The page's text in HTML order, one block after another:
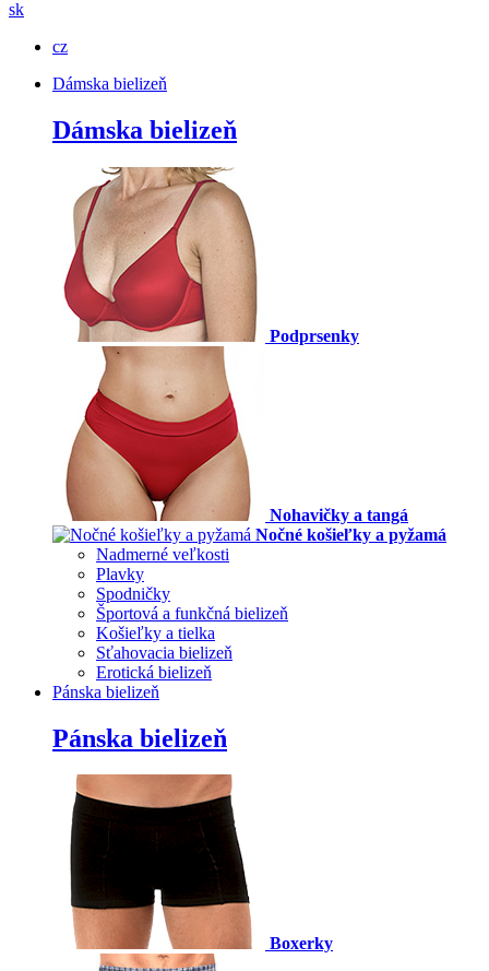
sk
cz
Dámska bielizeň
Dámska bielizeň
Podprsenky
Nohavičky a tangá
Nočné košieľky a pyžamá
Nadmerné veľkosti
Plavky
Spodničky
Športová a funkčná bielizeň
Košieľky a tielka
Sťahovacia bielizeň
Erotická bielizeň
Pánska bielizeň
Pánska bielizeň
Boxerky